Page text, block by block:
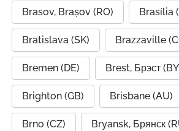
Brasov, Brașov (RO) Brasília
Bratislava (SK) Brazzaville
Bremen (DE) Brest, Брэст
Brighton (GB) Brisbane (AU)
Brno (CZ) Bryansk, Брянск